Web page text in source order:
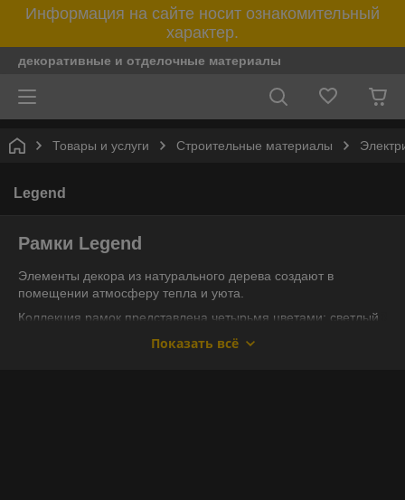
Информация на сайте носит ознакомительный
характер.
декоративные и отделочные материалы
Товары и услуги Строительные материалы
Legend
Рамки Legend
Элементы декора из натурального дерева создают в
помещении атмосферу тепла и уюта.
Коллекция рамок представлена четырьмя цветами: светлый
Показать всё